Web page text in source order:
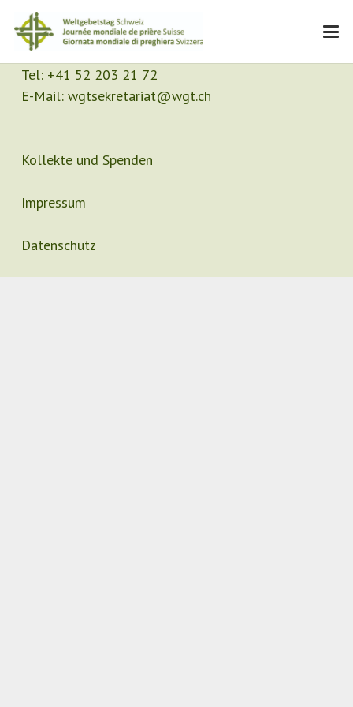
Kontakt
Sekretariat
Tel: +41 52 203 21 72
E-Mail: wgtsekretariat@wgt.ch
Kollekte und Spenden
Impressum
Datenschutz